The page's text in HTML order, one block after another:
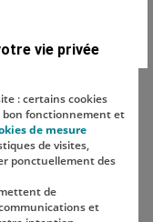
vie privée
: certains cookies
bon fonctionnement et
de mesure
de visites,
ponctuellement des
de
et